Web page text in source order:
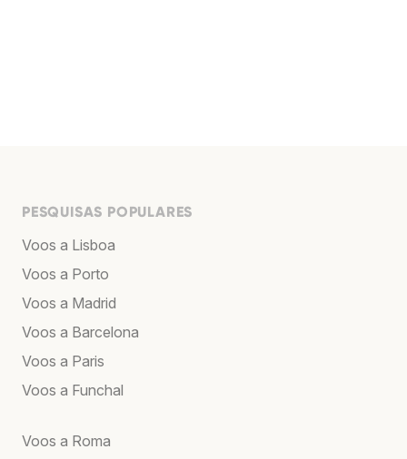
PESQUISAS POPULARES
Voos a Lisboa
Voos a Porto
Voos a Madrid
Voos a Barcelona
Voos a Paris
Voos a Funchal
Voos a Roma